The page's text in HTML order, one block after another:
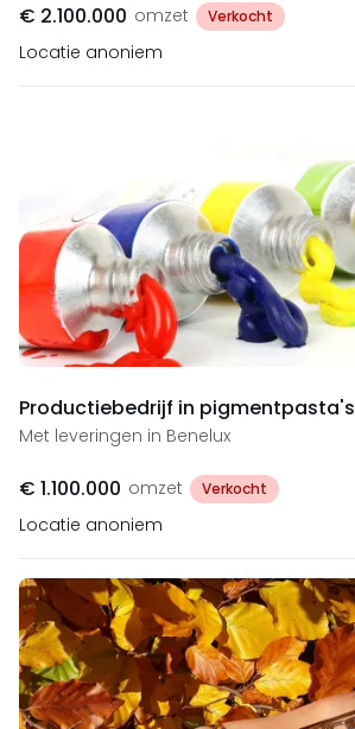
€ 2.100.000 omzet Verkocht
Locatie anoniem
Productiebedrijf in pigmentpasta's
Met leveringen in Benelux
€ 1.100.000 omzet Verkocht
Locatie anoniem